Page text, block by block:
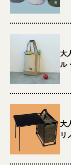
大
ル
大
リ